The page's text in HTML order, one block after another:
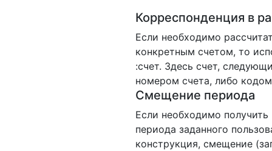
Корреспонденция в
Если необходимо
конкретным счетом, то
:счет. Здесь счет,
номером счета, либо
Смещение периода
Если необходимо
периода заданного
конструкция, смещение